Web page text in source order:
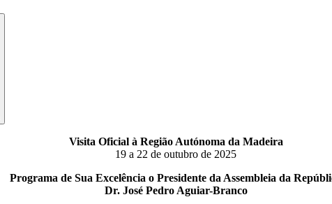
Visita Oficial à Região Autónoma da Madeira
19 a 22 de outubro de 2025
Programa de Sua Excelência o Presidente da Assembleia da
Dr. José Pedro Aguiar-Branco